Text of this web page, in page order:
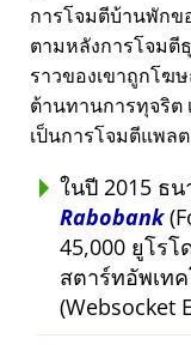
การโจมตีบ้านพักข
ตามหลังการโจมตี
ราวของเขาถูกโฆ
ต้านทานการทุจริต
เป็นการโจมตีแพล
ในปี 2015 ธ
Rabobank
45,000 ยูโร
สตาร์ทอัพเท
(Websocket